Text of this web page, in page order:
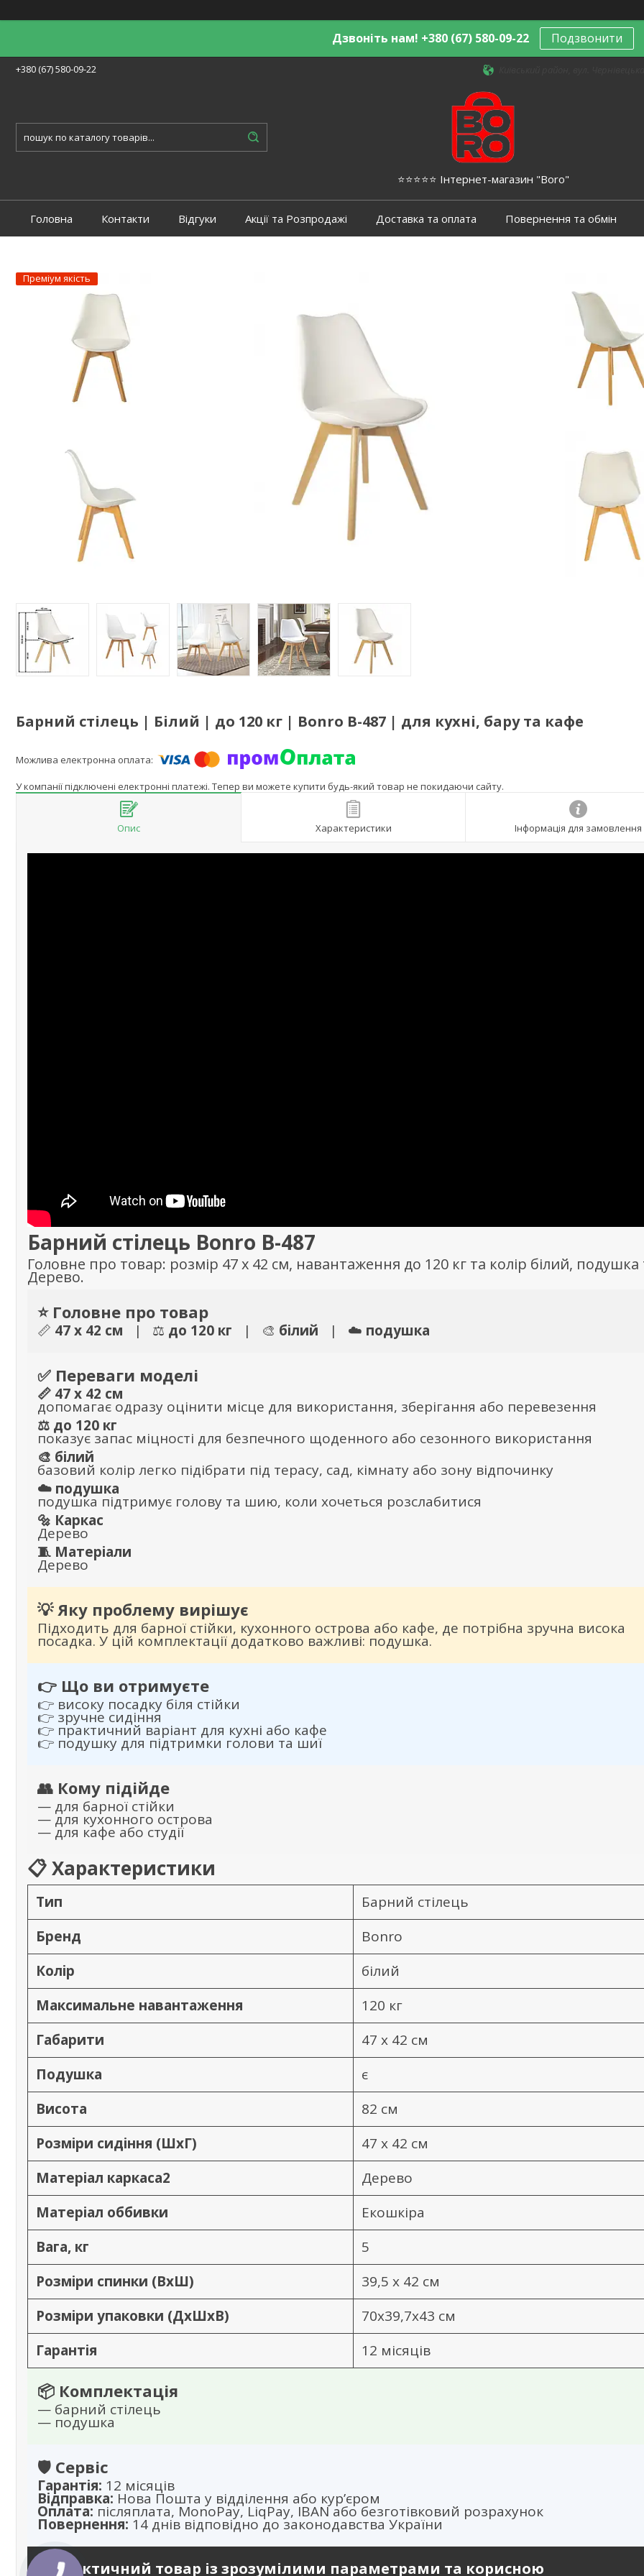
Дзвоніть нам! +380 (67) 580-09-22 Подзвонити
+380 (67) 580-09-22
⭐️⭐️⭐️⭐️⭐️ Інтернет-магазин "Boro"
Головна Контакти Відгуки Акції та Розпродажі Доставка та оплата Повернення та обмін
Преміум якість
Барний стілець | Білий | до 120 кг | Bonro B-487 | для кухні, бару та кафе
У компанії підключені електронні платежі. Тепер ви можете купити будь-який товар не покидаючи сайту.
Опис Характеристики Інформація для замовлення
Барний стілець Bonro B-487
Головне про товар: розмір 47 x 42 см, навантаження до 120 кг та колір білий, подушка
Дерево.
⭐ Головне про товар
📏 47 x 42 см | ⚖️ до 120 кг | 🎨 білий | ☁️ подушка
✅ Переваги моделі
📏 47 x 42 см
допомагає одразу оцінити місце для використання, зберігання або перевезення
⚖️ до 120 кг
показує запас міцності для безпечного щоденного або сезонного використання
🎨 білий
базовий колір легко підібрати під терасу, сад, кімнату або зону відпочинку
☁️ подушка
подушка підтримує голову та шию, коли хочеться розслабитися
🔩 Каркас
Дерево
🧵 Матеріали
Дерево
💡 Яку проблему вирішує
Підходить для барної стійки, кухонного острова або кафе, де потрібна зручна висока
посадка. У цій комплектації додатково важливі: подушка.
👉 Що ви отримуєте
👉 високу посадку біля стійки
👉 зручне сидіння
👉 практичний варіант для кухні або кафе
👉 подушку для підтримки голови та шиї
👥 Кому підійде
— для барної стійки
— для кухонного острова
— для кафе або студії
📋 Характеристики
Тип
Барний стілець
Бренд
Bonro
Колір
білий
Максимальне навантаження
120 кг
Габарити
47 x 42 см
Подушка
є
Висота
82 см
Розміри сидіння (ШхГ)
47 х 42 см
Матеріал каркаса2
Дерево
Матеріал оббивки
Екошкіра
Вага, кг
5
Розміри спинки (ВхШ)
39,5 х 42 см
Розміри упаковки (ДхШхВ)
70х39,7х43 см
Гарантія
12 місяців
📦 Комплектація
— барний стілець
— подушка
🛡️ Сервіс
Гарантія: 12 місяців
Відправка: Нова Пошта у відділення або кур’єром
Оплата: післяплата, MonoPay, LiqPay, IBAN або безготівковий розрахунок
Повернення: 14 днів відповідно до законодавства України
✨ Практичний товар із зрозумілими параметрами та корисною